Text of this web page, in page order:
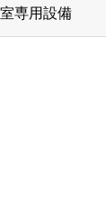
専用設備